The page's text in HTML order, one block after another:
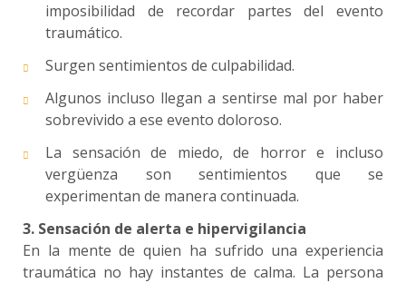
imposibilidad de recordar partes del evento
traumático.
Surgen sentimientos de culpabilidad.
Algunos incluso llegan a sentirse mal por haber
sobrevivido a ese evento doloroso.
La sensación de miedo, de horror e incluso
vergüenza son sentimientos que se
experimentan de manera continuada.
3. Sensación de alerta e hipervigilancia
En la mente de quien ha sufrido una experiencia
traumática no hay instantes de calma. La persona